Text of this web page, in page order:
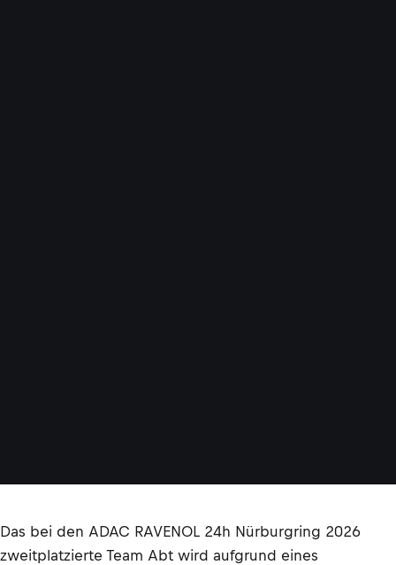
Das bei den ADAC RAVENOL 24h Nürburgring 2026
zweitplatzierte Team Abt wird aufgrund eines